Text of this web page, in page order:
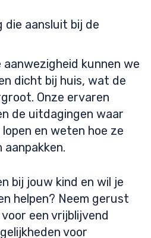
die aansluit bij de
aanwezigheid kunnen we
dicht bij huis, wat de
Onze ervaren
de uitdagingen waar
en weten hoe ze
bij jouw kind en wil je
helpen? Neem gerust
een vrijblijvend
voor